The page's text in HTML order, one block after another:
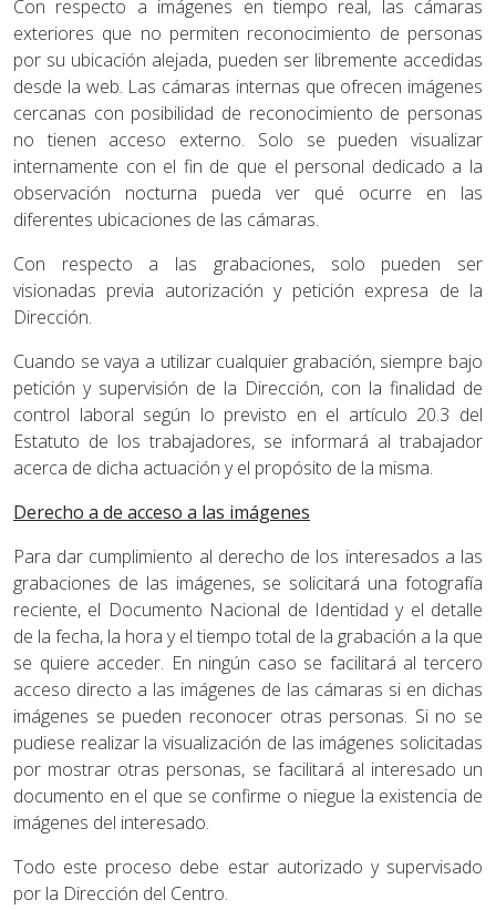
Con respecto a imágenes en tiempo real, las cámaras
exteriores que no permiten reconocimiento de personas
por su ubicación alejada, pueden ser libremente accedidas
desde la web. Las cámaras internas que ofrecen imágenes
cercanas con posibilidad de reconocimiento de personas
no tienen acceso externo. Solo se pueden visualizar
internamente con el fin de que el personal dedicado a la
observación nocturna pueda ver qué ocurre en las
diferentes ubicaciones de las cámaras.
Con respecto a las grabaciones, solo pueden ser
visionadas previa autorización y petición expresa de la
Dirección.
Cuando se vaya a utilizar cualquier grabación, siempre bajo
petición y supervisión de la Dirección, con la finalidad de
control laboral según lo previsto en el artículo 20.3 del
Estatuto de los trabajadores, se informará al trabajador
acerca de dicha actuación y el propósito de la misma.
Derecho a de acceso a las imágenes
Para dar cumplimiento al derecho de los interesados a las
grabaciones de las imágenes, se solicitará una fotografía
reciente, el Documento Nacional de Identidad y el detalle
de la fecha, la hora y el tiempo total de la grabación a la que
se quiere acceder. En ningún caso se facilitará al tercero
acceso directo a las imágenes de las cámaras si en dichas
imágenes se pueden reconocer otras personas. Si no se
pudiese realizar la visualización de las imágenes solicitadas
por mostrar otras personas, se facilitará al interesado un
documento en el que se confirme o niegue la existencia de
imágenes del interesado.
Todo este proceso debe estar autorizado y supervisado
por la Dirección del Centro.